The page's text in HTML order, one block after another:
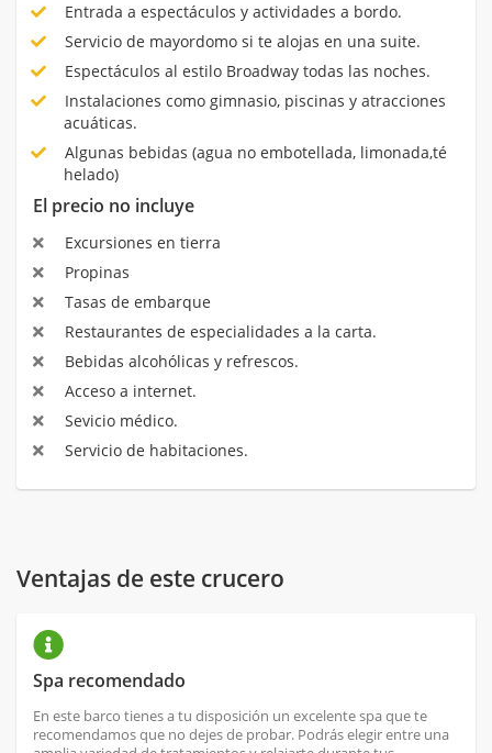
Entrada a espectáculos y actividades a bordo.
Servicio de mayordomo si te alojas en una suite.
Espectáculos al estilo Broadway todas las noches.
Instalaciones como gimnasio, piscinas y atracciones
acuáticas.
Algunas bebidas (agua no embotellada, limonada,té
helado)
El precio no incluye
Excursiones en tierra
Propinas
Tasas de embarque
Restaurantes de especialidades a la carta.
Bebidas alcohólicas y refrescos.
Acceso a internet.
Sevicio médico.
Servicio de habitaciones.
Ventajas de este crucero
Spa recomendado
En este barco tienes a tu disposición un excelente spa que te
recomendamos que no dejes de probar. Podrás elegir entre una